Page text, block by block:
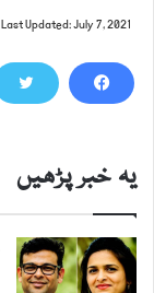
Last Updated: July 7, 2021
یہ خبر پڑھیں